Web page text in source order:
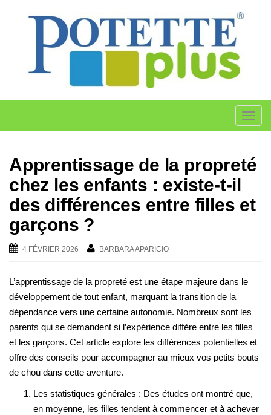
T
o
g
n
i
o
n
Apprentissage de la propreté
chez les enfants : existe-t-il
des différences entre filles et
garçons ?
4 FÉVRIER 2026 BARBARA APARICIO
L’apprentissage de la propreté est une étape majeure dans le
développement de tout enfant, marquant la transition de la
dépendance vers une certaine autonomie. Nombreux sont les
parents qui se demandent si l’expérience diffère entre les filles
et les garçons. Cet article explore les différences potentielles et
offre des conseils pour accompagner au mieux vos petits bouts
de chou dans cette aventure.
Les statistiques générales : Des études ont montré que,
en moyenne, les filles tendent à commencer et à achever